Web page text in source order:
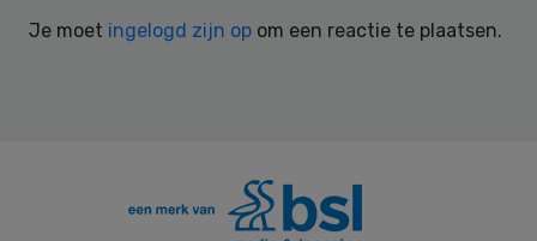
Je moet ingelogd zijn op om een reactie te plaatsen.